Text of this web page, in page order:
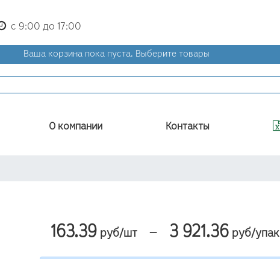
с 9:00 до 17:00
Ваша корзина пока пуста. Выберите товары
О компании Контакты
163.39 руб/шт — 3 921.36 руб/упак